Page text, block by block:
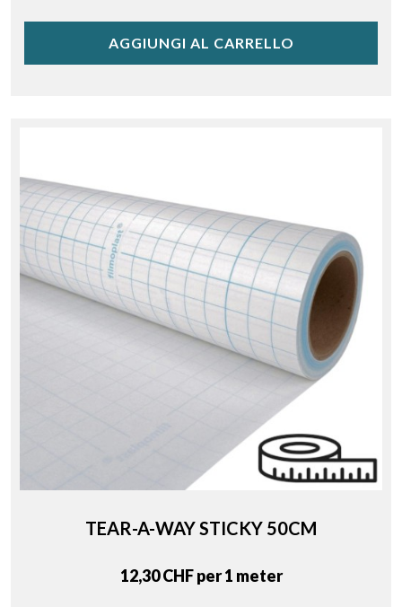
AGGIUNGI AL CARRELLO
TEAR-A-WAY STICKY 50CM
Price
12,30 CHF per 1 meter